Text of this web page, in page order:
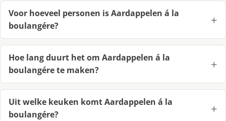
Voor hoeveel personen is Aardappelen á la
boulangére?
Hoe lang duurt het om Aardappelen á la
boulangére te maken?
Uit welke keuken komt Aardappelen á la
boulangére?